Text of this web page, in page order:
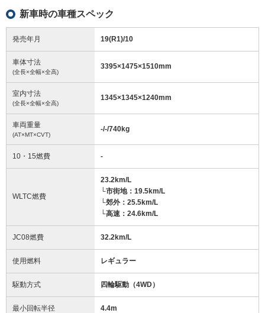
新車時の車種スペック
発売年月 19(R1)/10
車体寸法
(全長×全幅×全高)
3395×1475×1510mm
室内寸法
(全長×全幅×全高)
1345×1345×1240mm
車両重量
(AT×MT×CVT)
-/-/740kg
10・15燃費 -
WLTC燃費
23.2km/L
└市街地：19.5km/L
└郊外：25.5km/L
└高速：24.6km/L
JC08燃費 32.2km/L
使用燃料 レギュラー
駆動方式 四輪駆動（4WD）
最小回転半径 4.4m